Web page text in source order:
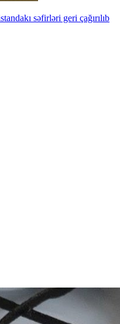
səfirləri geri çağırılıb